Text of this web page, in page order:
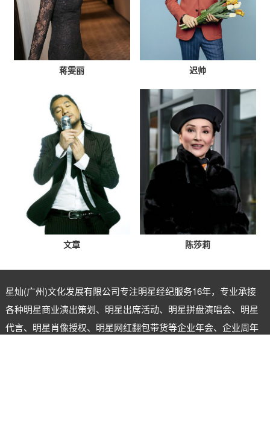
蒋雯丽 迟帅
文章 陈莎莉
星灿(广州)文化发展有限公司专注明星经纪服务16年，专业承接
各种明星商业演出策划、明星出席活动、明星拼盘演唱会、明星
代言、明星肖像授权、明星网红翻包带货等企业年会、企业周年